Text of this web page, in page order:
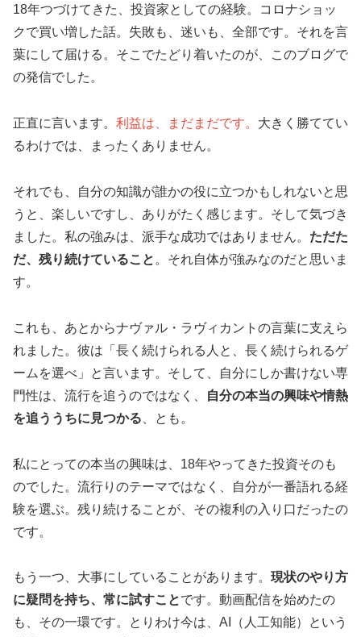
18年つづけてきた、投資家としての経験。コロナショッ
クで買い増した話。失敗も、迷いも、全部です。それを言
葉にして届ける。そこでたどり着いたのが、このブログで
の発信でした。
正直に言います。 利益は、まだまだです。 大きく勝ててい
るわけでは、まったくありません。
それでも、自分の知識が誰かの役に立つかもしれないと思
うと、楽しいですし、ありがたく感じます。そして気づき
ました。私の強みは、派手な成功ではありません。 ただた
だ、残り続けていること 。それ自体が強みなのだと思いま
す。
これも、あとからナヴァル・ラヴィカントの言葉に支えら
れました。彼は「長く続けられる人と、長く続けられるゲ
ームを選べ」と言います。そして、自分にしか書けない専
門性は、流行を追うのではなく、
自分の本当の興味や情熱
を追ううちに見つかる 、とも。
私にとっての本当の興味は、18年やってきた投資そのも
のでした。流行りのテーマではなく、自分が一番語れる経
験を選ぶ。残り続けることが、その複利の入り口だったの
です。
もう一つ、大事にしていることがあります。 現状のやり方
に疑問を持ち、常に試すことです。動画配信を始めたの
も、その一環です。とりわけ今は、AI（人工知能）という